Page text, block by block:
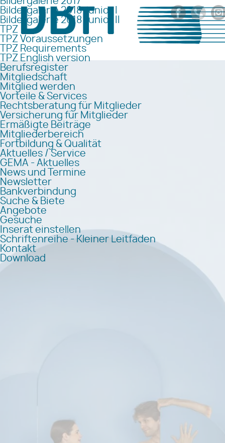
Bildergalerie 2018 Junior I
Bildergalerie 2018 Junior II
TPZ
TPZ Voraussetzungen
TPZ Requirements
TPZ English version
Berufsregister
Mitgliedschaft
Mitglied werden
Vorteile & Services
Rechtsberatung für Mitglieder
Versicherung für Mitglieder
Ermäßigte Beiträge
Mitgliederbereich
Fortbildung & Qualität
Aktuelles / Service
GEMA - Aktuelles
News und Termine
Newsletter
Bankverbindung
Suche & Biete
Angebote
Gesuche
Inserat einstellen
Schriftenreihe - Kleiner Leitfaden
Kontakt
Download